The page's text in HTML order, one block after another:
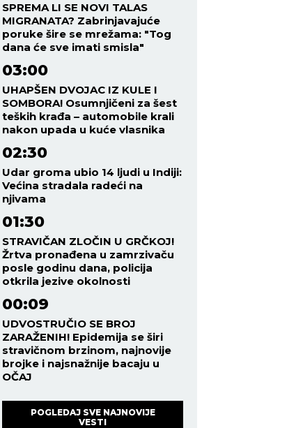
SPREMA LI SE NOVI TALAS
MIGRANATA? Zabrinjavajuće
poruke šire se mrežama: "Tog
dana će sve imati smisla"
03:00
UHAPŠEN DVOJAC IZ KULE I
SOMBORA! Osumnjičeni za šest
teških krađa – automobile krali
nakon upada u kuće vlasnika
02:30
Udar groma ubio 14 ljudi u Indiji:
Većina stradala radeći na
njivama
01:30
STRAVIČAN ZLOČIN U GRČKOJ!
Žrtva pronađena u zamrzivaču
posle godinu dana, policija
otkrila jezive okolnosti
00:09
UDVOSTRUČIO SE BROJ
ZARAŽENIH! Epidemija se širi
stravičnom brzinom, najnovije
brojke i najsnažnije bacaju u
OČAJ
POGLEDAJ SVE NAJNOVIJE
VESTI